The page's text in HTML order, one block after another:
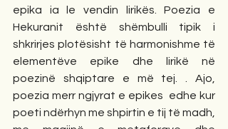
epika ia le vendin lirikës. Poezia e
Hekuranit është shëmbulli tipik i
shkrirjes plotësisht të harmonishme të
elementëve epike dhe lirikë në
poezinë shqiptare e më tej. . Ajo,
poezia merr ngjyrat e epikes  edhe kur
poeti ndërhyn me shpirtin e tij të madh,